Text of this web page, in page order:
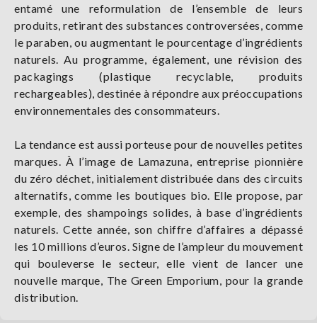
entamé une reformulation de l’ensemble de leurs
produits, retirant des substances controversées, comme
le paraben, ou augmentant le pourcentage d’ingrédients
naturels. Au programme, également, une révision des
packagings (plastique recyclable, produits
rechargeables), destinée à répondre aux préoccupations
environnementales des consommateurs.
La tendance est aussi porteuse pour de nouvelles petites
marques. À l’image de Lamazuna, entreprise pionnière
du zéro déchet, initialement distribuée dans des circuits
alternatifs, comme les boutiques bio. Elle propose, par
exemple, des shampoings solides, à base d’ingrédients
naturels. Cette année, son chiffre d’affaires a dépassé
les 10 millions d’euros. Signe de l’ampleur du mouvement
qui bouleverse le secteur, elle vient de lancer une
nouvelle marque, The Green Emporium, pour la grande
distribution.